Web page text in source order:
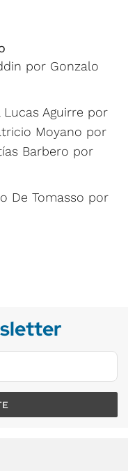
por Gonzalo
Aguirre por
Moyano por
Barbero por
De Tomasso por